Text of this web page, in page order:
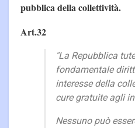
pubblica della collettività.
Art.32
"La Repubblica
fondamentale
interesse della
cure gratuite agli
Nessuno può